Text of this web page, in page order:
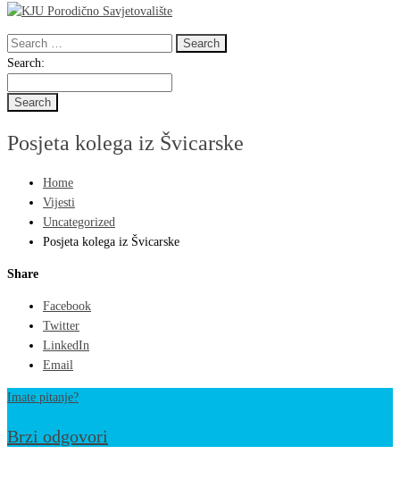
Search
for:
Search
Search:
Posjeta kolega iz Švicarske
Home
Vijesti
Uncategorized
Posjeta kolega iz Švicarske
Share
Facebook
Twitter
LinkedIn
Email
Imate pitanje?
Brzi odgovori